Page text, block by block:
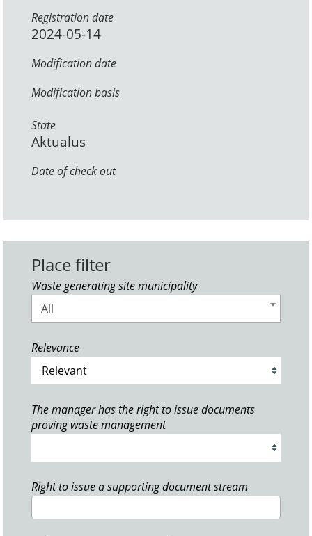
Registration date
2024-05-14
Modification date
Modification basis
State
Aktualus
Date of check out
Place filter
Waste generating site municipality
All
Relevance
The manager has the right to issue documents
proving waste management
Right to issue a supporting document stream